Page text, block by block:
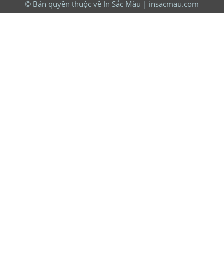
© Bản quyền thuộc về In Sắc Màu | insacmau.com